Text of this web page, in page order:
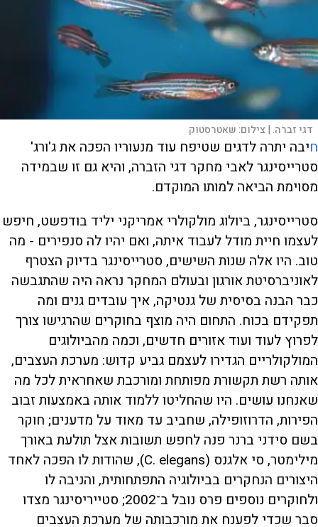
דגי זברה. | צילום:שאטרסטוק
חיבה יתרה לדגים שטיפח עוד מנעוריו הפכה את ג'ורג'
סטרייסינגר לאבי מחקר דגי הזברה, והיא גם זו שבמידה
מסוימת הביאה למותו המוקדם.
סטרייסינגר, ביולוג מולקולרי אמריקני יליד בודפשט, חיפש
לעצמו חיית מודל לעבוד איתה, ואם יהיו לה סנפירים - מה
טוב. היו אלה שנות השישים, סטרייסינגר בדיוק הצטרף
לאוניברסיטת אורגון ובעולם המחקר נראה היה שהתגבשה
כבר הבנה בסיסית של גנטיקה, איך עובדים גנים ומה
תפקידם בכוח. התחום היה מוצף בחוקרים שהרגישו צורך
לפרוץ לעוד ועוד אזורים חדשים, וכמה מהביולוגים
המולקולריים הגדירו לעצמם גביע קדוש: מערכת העצבים,
אותה רשת תקשורת מפותחת ומורכבת שאחראית לכל מה
שאנחנו עושים. היו שהחליטו ללמוד אותה באמצעות זבוב
הפירות, הדרוזופילה, שחביב עד מאוד על מדענים; חוקר
בשם סידני ברנר פנה לחפש תשובות אצל תולעת באורך
מילימטר, סי אלגנס (C. elegans), שהודות לו הפכה לאחד
היצורים הנחקרים בביולוגיה התפתחותית, והניבה לו
ולחוקרים נוספים פרס נובל ב־2002; סטייריסינגר מצדו
סבר שכדי לפענח את מורכבותה של מערכת העצבים